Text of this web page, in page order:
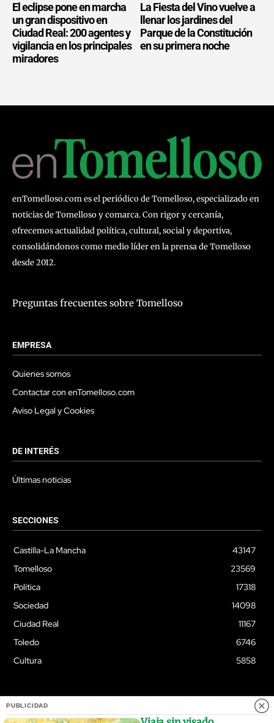
El eclipse pone en marcha
un gran dispositivo en
Ciudad Real: 200 agentes y
vigilancia en los principales
miradores
La Fiesta del Vino vuelve a
llenar los jardines del
Parque de la Constitución
en su primera noche
enTomelloso.com es el periódico de Tomelloso, especializado en
noticias de Tomelloso y comarca. Con rigor y cercanía,
ofrecemos actualidad política, cultural, social y deportiva,
consolidándonos como medio líder en la prensa de Tomelloso
desde 2012.
Preguntas frecuentes sobre Tomelloso
EMPRESA
Quienes somos
Contactar con enTomelloso.com
Aviso Legal y Cookies
DE INTERÉS
Últimas noticias
SECCIONES
Castilla-La Mancha
43147
Tomelloso
23569
Política
17318
Sociedad
14098
Ciudad Real
11167
Toledo
6746
Cultura
5858
© Quixoteus
PUBLICIDAD